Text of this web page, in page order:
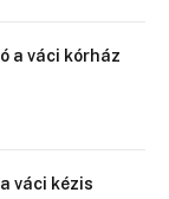
a váci kórház
váci kézis